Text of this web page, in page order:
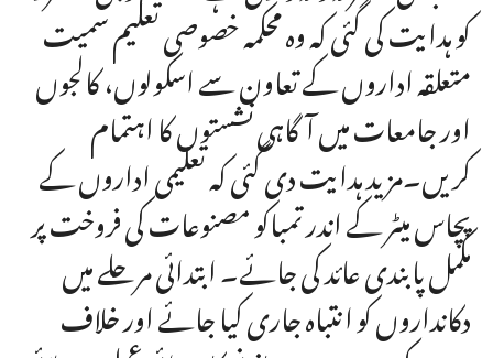
کو ہدایت کی گئی کہ وہ محکمہ خصوصی تعلیم سمیت
متعلقہ اداروں کے تعاون سے اسکولوں، کالجوں
اور جامعات میں آگاہی نشستوں کا اہتمام
کریں۔مزید ہدایت دی گئی کہ تعلیمی اداروں کے
پچاس میٹر کے اندر تمباکو مصنوعات کی فروخت پر
مکمل پابندی عائد کی جائے۔ ابتدائی مرحلے میں
دکانداروں کو انتباہ جاری کیا جائے اور خلاف